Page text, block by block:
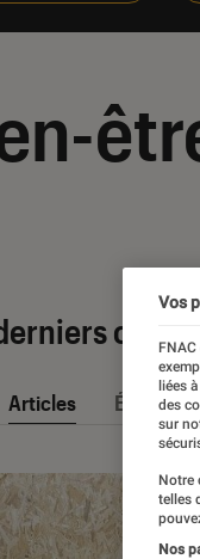
Articles
Vos
liées
des
sur
Notre
telles
Nos